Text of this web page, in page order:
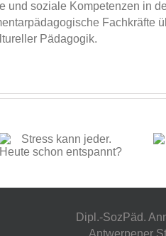
soziale Kompetenzen in
Fachkräfte
Pädagogik.
Dipl.-SozPäd.
Antwerpener